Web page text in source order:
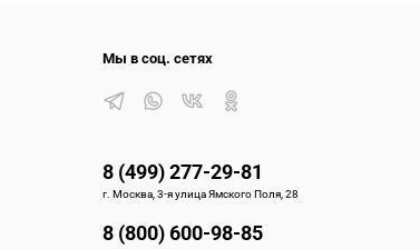
Мы в соц. сетях
8 (499) 277-29-81
г. Москва, 3-я улица Ямского Поля, 28
8 (800) 600-98-85